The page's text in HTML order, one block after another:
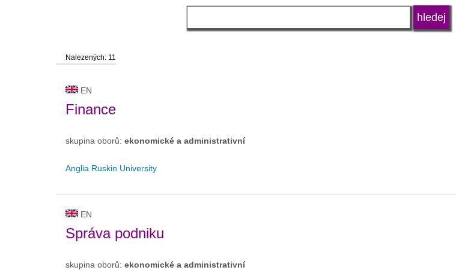
Nalezených: 11
EN
Finance
skupina oborů: ekonomické a administrativní
Anglia Ruskin University
EN
Správa podniku
skupina oborů: ekonomické a administrativní